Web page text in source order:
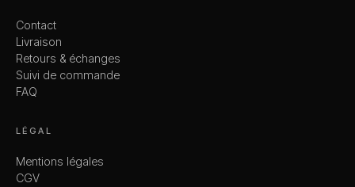
Contact
Livraison
Retours & échanges
Suivi de commande
FAQ
LÉGAL
Mentions légales
CGV